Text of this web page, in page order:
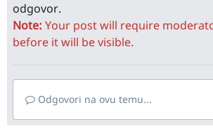
odgovor.
Note: Your post will require
before it will be visible.
Odgovori na ovu temu...